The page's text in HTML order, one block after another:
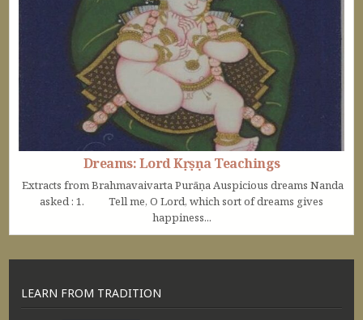
Dreams: Lord Kṛṣṇa Teachings
Extracts from Brahmavaivarta Purāṇa Auspicious dreams Nanda
asked : 1. Tell me, O Lord, which sort of dreams gives
happiness...
LEARN FROM TRADITION